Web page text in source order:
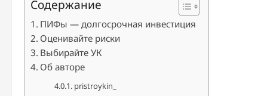
Содержание
ПИФы — долгосрочная инвестиция
Оценивайте риски
Выбирайте УК
Об авторе
pristroykin_